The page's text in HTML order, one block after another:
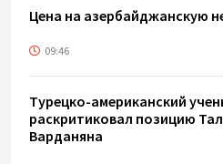
Цена на азербайджанскую
09:46
Турецко-американский
раскритиковал позицию
Варданяна